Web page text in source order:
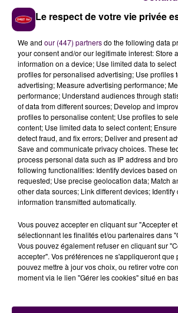
Inscrivez-vous au casting
Kids !
Gagnez vos entrées pour
DERNIERS TITRES
4h23
4h23 4h19
4h19
Le respect de votre vie privée
We and our (447) partnersdo the following data
your consent and/or our legitimate interest: Store
information on a device; Use limited data to
profiles for personalised advertising; Use profiles
advertising; Measure advertising performance;
performance; Understand audiences through
of data from different sources; Develop and
profiles to personalise content; Use profiles to
content; Use limited data to select content;
detect fraud, and fix errors; Deliver and present
Save and communicate privacy choices. These
process personal data such as IP address and
following functionalities: Identify devices based
requested; Use precise geolocation data; Match
other data sources; Link different devices;
information transmitted automatically.
Vous pouvez accepter en cliquant sur "Accepter
sélectionnant les finalités et/ou partenaires dans
Vous pouvez également refuser en cliquant sur
accepter". Vos préférences ne s'appliqueront que
pouvez mettre à jour vos choix, ou retirer votre
moment via le lien "Gérer les cookies" situé en